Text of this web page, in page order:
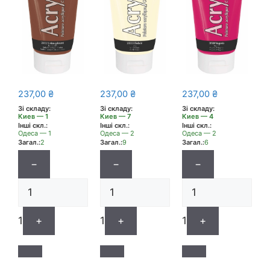
237,00 ₴
Зі складу:
Киев — 1
Інші скл.:
Одеса — 1
Загал.:2
−
1 +
237,00 ₴
Зі складу:
Киев — 7
Інші скл.:
Одеса — 2
Загал.:9
−
1 +
237,00 ₴
Зі складу:
Киев — 4
Інші скл.:
Одеса — 2
Загал.:6
−
1 +